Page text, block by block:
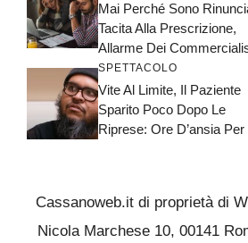
Mai Perché Sono
Tacita Alla Prescrizione,
Allarme Dei
SPETTACOLO
Vite Al Limite, Il Paziente
Sparito Poco Dopo Le
Riprese: Ore D’ansia Per
Cassanoweb.it di proprietà di
Nicola Marchese 10, 00141